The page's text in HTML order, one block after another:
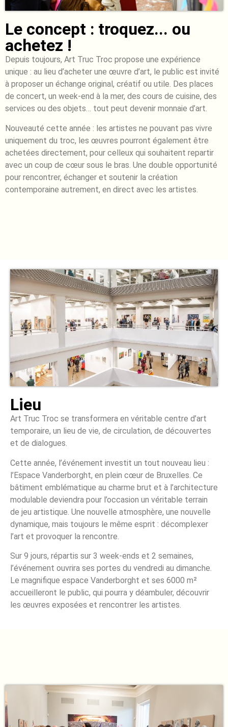
Le concept : troquez... ou
achetez !
Depuis toujours, Art Truc Troc propose une expérience
unique : au lieu d’acheter une œuvre d’art, le public est invité
à proposer un échange original, créatif ou utile. Des places
de concert, un week-end à la mer, des cours de cuisine, des
services ou des objets… tout peut devenir monnaie d’art.
Nouveauté cette année : les artistes ne pouvant pas vivre
uniquement du troc, les œuvres pourront également être
achetées directement, pour celleux qui souhaitent repartir
avec un coup de cœur sous le bras. Une double opportunité
pour rencontrer, échanger et soutenir la création
contemporaine autrement, en direct avec les artistes.
Lieu
Art Truc Troc se transformera en véritable centre d’art
temporaire, un lieu de vie, de circulation, de découvertes
et de dialogues.
Cette année, l’événement investit un tout nouveau lieu :
l’Espace Vanderborght, en plein cœur de Bruxelles. Ce
bâtiment emblématique au charme brut et à l’architecture
modulable deviendra pour l’occasion un véritable terrain
de jeu artistique. Une nouvelle atmosphère, une nouvelle
dynamique, mais toujours le même esprit : décomplexer
l’art et provoquer la rencontre.
Sur 9 jours, répartis sur 3 week-ends et 2 semaines,
l’événement ouvrira ses portes du vendredi au dimanche.
Le magnifique espace Vanderborght et ses 6000 m²
accueilleront le public, qui pourra y déambuler, découvrir
les œuvres exposées et rencontrer les artistes.